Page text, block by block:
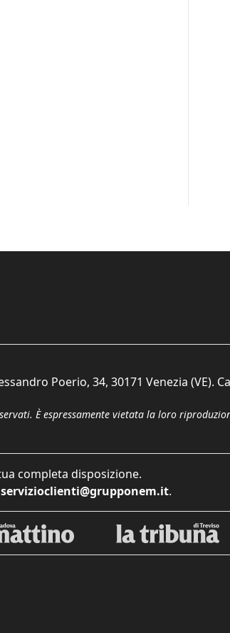
Poerio, 34, 30171 Venezia (VE).
È espressamente vietata la loro
completa disposizione.
servizioclienti@grupponem.it.